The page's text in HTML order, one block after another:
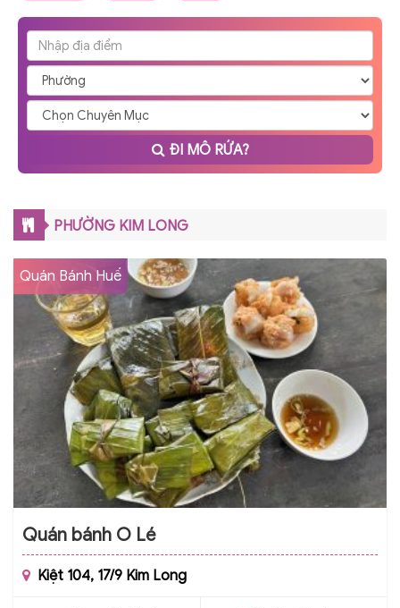
ĐI MÔ RỨA?
PHƯỜNG KIM LONG
Quán Bánh Huế
Quán bánh O Lé
Kiệt 104, 17/9 Kim Long